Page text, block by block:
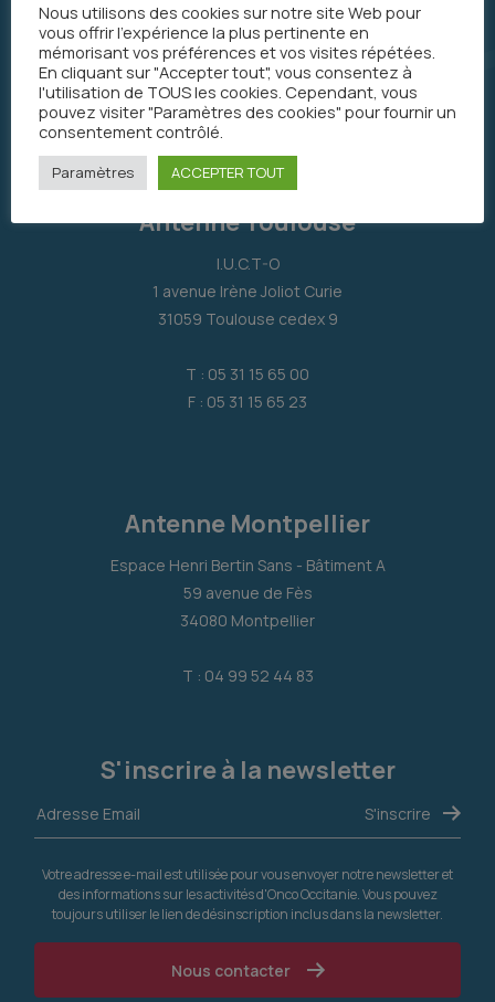
Antenne Toulouse
I.U.C.T-O
1 avenue Irène Joliot Curie
31059 Toulouse cedex 9
T : 05 31 15 65 00
F : 05 31 15 65 23
Antenne Montpellier
Espace Henri Bertin Sans - Bâtiment A
59 avenue de Fès
34080 Montpellier
T : 04 99 52 44 83
S'inscrire à la newsletter
Votre adresse e-mail est utilisée pour vous envoyer notre newsletter et
des informations sur les activités d'Onco Occitanie. Vous pouvez
toujours utiliser le lien de désinscription inclus dans la newsletter.
Nous contacter
Nous utilisons des cookies sur notre site Web pour
vous offrir l'expérience la plus pertinente en
mémorisant vos préférences et vos visites répétées.
En cliquant sur "Accepter tout", vous consentez à
l'utilisation de TOUS les cookies. Cependant, vous
pouvez visiter "Paramètres des cookies" pour fournir un
consentement contrôlé.
Paramètres ACCEPTER TOUT